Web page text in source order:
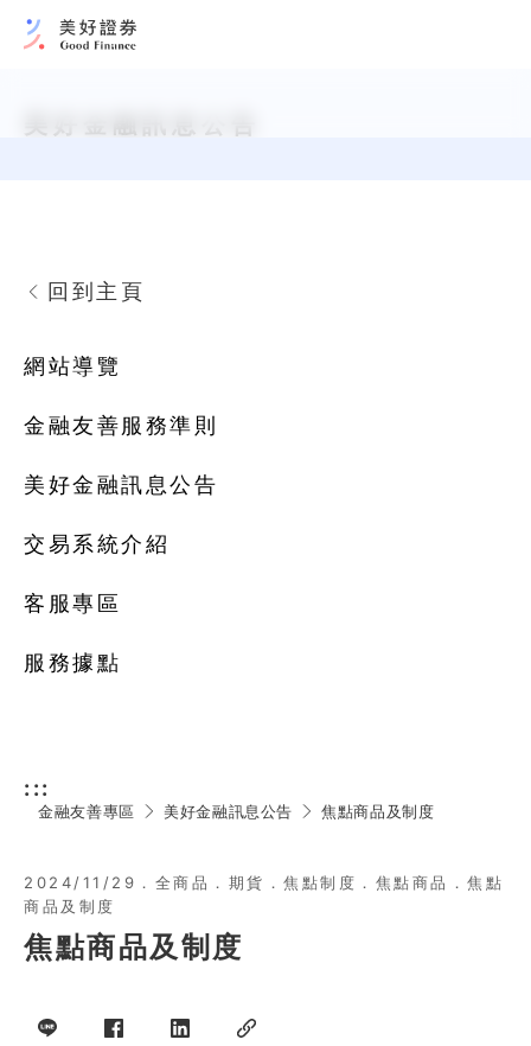
回到主頁
網站導覽
金融友善服務準則
美好金融訊息公告
交易系統介紹
客服專區
服務據點
:::
金融友善專區 美好金融訊息公告 焦點商品及制度
2024/11/29 ． 全商品 ． 期貨 ． 焦點制度 ． 焦點商品 ． 焦點
商品及制度
焦點商品及制度